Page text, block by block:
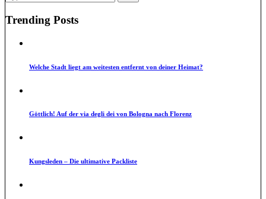
Trending Posts
Welche Stadt liegt am weitesten entfernt von deiner Heimat?
Göttlich! Auf der via degli dei von Bologna nach Florenz
Kungsleden – Die ultimative Packliste